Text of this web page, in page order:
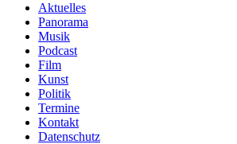
Aktuelles
Panorama
Musik
Podcast
Film
Kunst
Politik
Termine
Kontakt
Datenschutz